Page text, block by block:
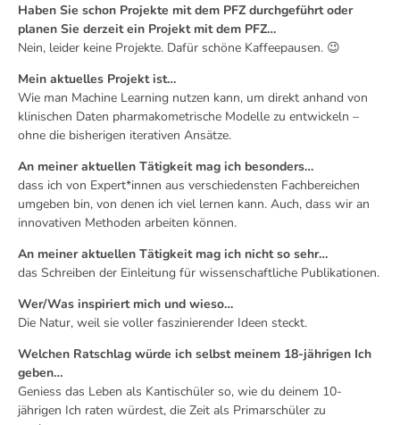
Haben Sie schon Projekte mit dem PFZ durchgeführt oder
planen Sie derzeit ein Projekt mit dem PFZ…
Nein, leider keine Projekte. Dafür schöne Kaffeepausen. 😉
Mein aktuelles Projekt ist…
Wie man Machine Learning nutzen kann, um direkt anhand von
klinischen Daten pharmakometrische Modelle zu entwickeln –
ohne die bisherigen iterativen Ansätze.
An meiner aktuellen Tätigkeit mag ich besonders…
dass ich von Expert*innen aus verschiedensten Fachbereichen
umgeben bin, von denen ich viel lernen kann. Auch, dass wir an
innovativen Methoden arbeiten können.
An meiner aktuellen Tätigkeit mag ich nicht so sehr…
das Schreiben der Einleitung für wissenschaftliche Publikationen.
Wer/Was inspiriert mich und wieso…
Die Natur, weil sie voller faszinierender Ideen steckt.
Welchen Ratschlag würde ich selbst meinem 18-jährigen Ich
geben…
Geniess das Leben als Kantischüler so, wie du deinem 10-
jährigen Ich raten würdest, die Zeit als Primarschüler zu